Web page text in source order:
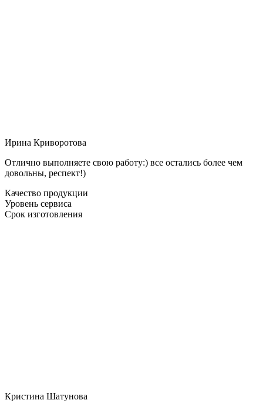
Ирина Криворотова
Отлично выполняете свою работу:) все остались более чем
довольны, респект!)
Качество продукции
Уровень сервиса
Срок изготовления
Кристина Шатунова